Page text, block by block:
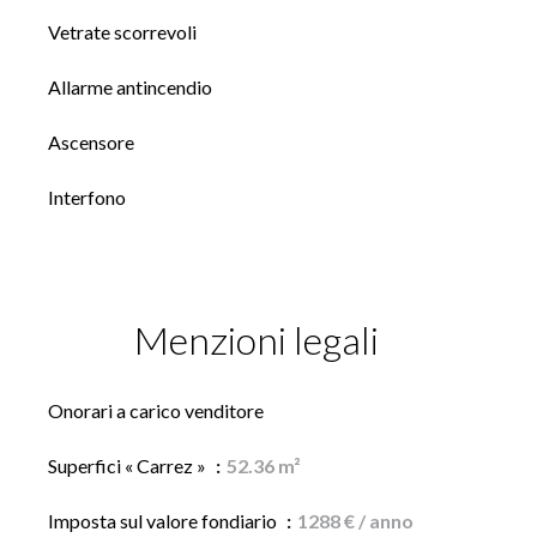
Vetrate scorrevoli
Allarme antincendio
Ascensore
Interfono
Menzioni legali
Onorari a carico venditore
Superfici « Carrez » 52.36 m²
Imposta sul valore fondiario 1288 € / anno